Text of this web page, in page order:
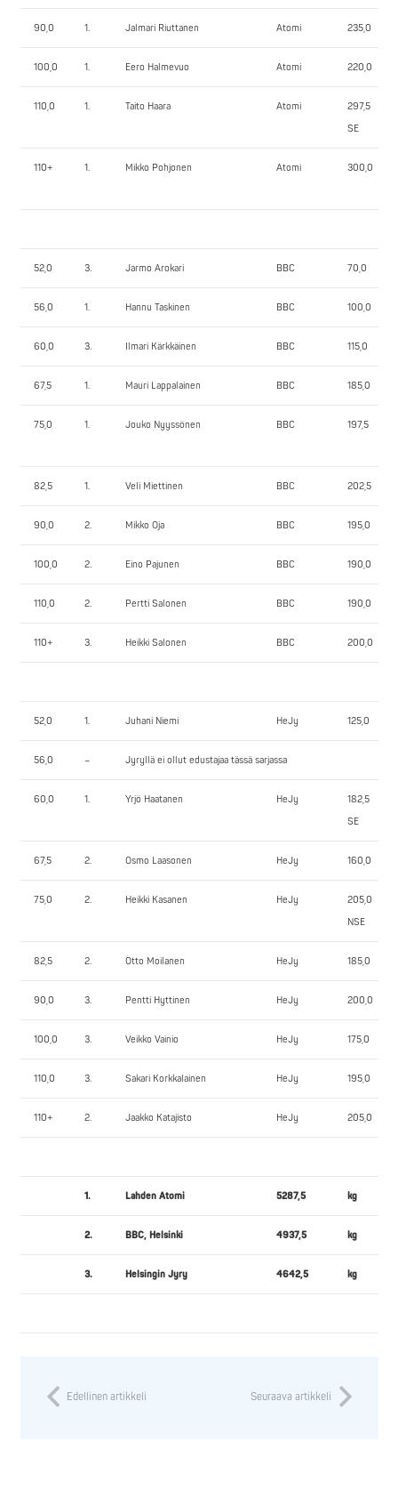
90,0 1. Jalmari Riuttanen Atomi 235,0
100,0 1. Eero Halmevuo Atomi 220,0
110,0 1. Taito Haara Atomi
297,5
SE
110+ 1. Mikko Pohjonen Atomi 300,0
52,0 3. Jarmo Arokari BBC 70,0
56,0 1. Hannu Taskinen BBC 100,0
60,0 3. Ilmari Kärkkäinen BBC 115,0
67,5 1. Mauri Lappalainen BBC 185,0
75,0 1. Jouko Nyyssönen BBC 197,5
82,5 1. Veli Miettinen BBC 202,5
90,0 2. Mikko Oja BBC 195,0
100,0 2. Eino Pajunen BBC 190,0
110,0 2. Pertti Salonen BBC 190,0
110+ 3. Heikki Salonen BBC 200,0
52,0 1. Juhani Niemi HeJy 125,0
56,0 – Jyryllä ei ollut edustajaa tässä sarjassa
60,0 1. Yrjö Haatanen HeJy
182,5
SE
67,5 2. Osmo Laasonen HeJy 160,0
75,0 2. Heikki Kasanen HeJy
205,0
NSE
82,5 2. Otto Moilanen HeJy 185,0
90,0 3. Pentti Hyttinen HeJy 200,0
100,0 3. Veikko Vainio HeJy 175,0
110,0 3. Sakari Korkkalainen HeJy 195,0
110+ 2. Jaakko Katajisto HeJy 205,0
1. Lahden Atomi 5287,5 kg
2. BBC, Helsinki 4937,5 kg
3. Helsingin Jyry 4642,5 kg
Edellinen artikkeli Seuraava artikkeli